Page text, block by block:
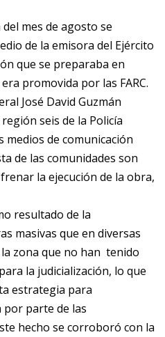
mes de agosto se
de la emisora del Ejército
que se preparaba en
promovida por las FARC.
José David Guzmán
seis de la Policía
de comunicación
de las comunidades son
la ejecución de la obra,
resultado de la
masivas que en diversas
zona que no han tenido
la judicialización, lo que
estrategia para
parte de las
hecho se corroboró con la